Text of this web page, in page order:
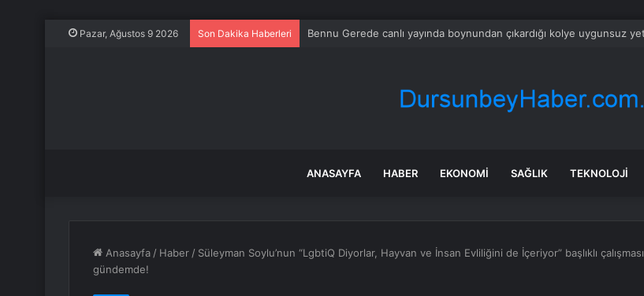
Pazar, Ağustos 9 2026 Son Dakika Haberleri Muş’ta sağanak ve dolu yağışı: İş yerlerini su bastı
ANASAYFA HABER EKONOMI SAĞLIK TEKNOLOJI
Anasayfa / Haber / Süleyman Soylu’nun “LgbtiQ Diyorlar, Hayvan ve İnsan Evliliğini de İçeriyor” başlıklı çalışması
gündemde!